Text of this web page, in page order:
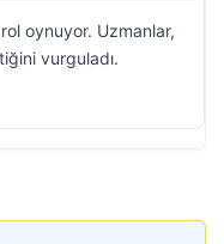
oynuyor. Uzmanlar,
vurguladı.